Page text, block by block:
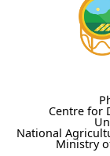
Centre for
National
Ministry